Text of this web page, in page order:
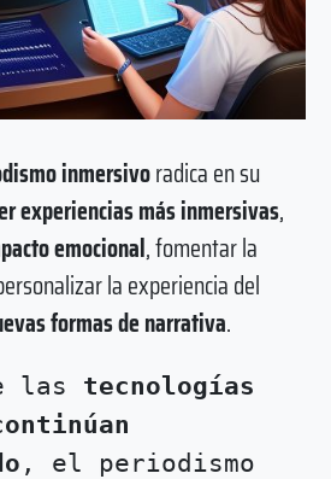
inmersivoradica en su
experiencias más inmersivas,
emocional, fomentar la
la experiencia del
formas de narrativa.
las tecnologías
, el periodismo